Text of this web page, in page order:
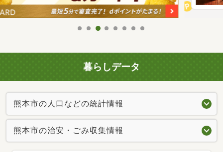
暮らしデータ
熊本市の人口などの統計情報
熊本市の治安・ごみ収集情報